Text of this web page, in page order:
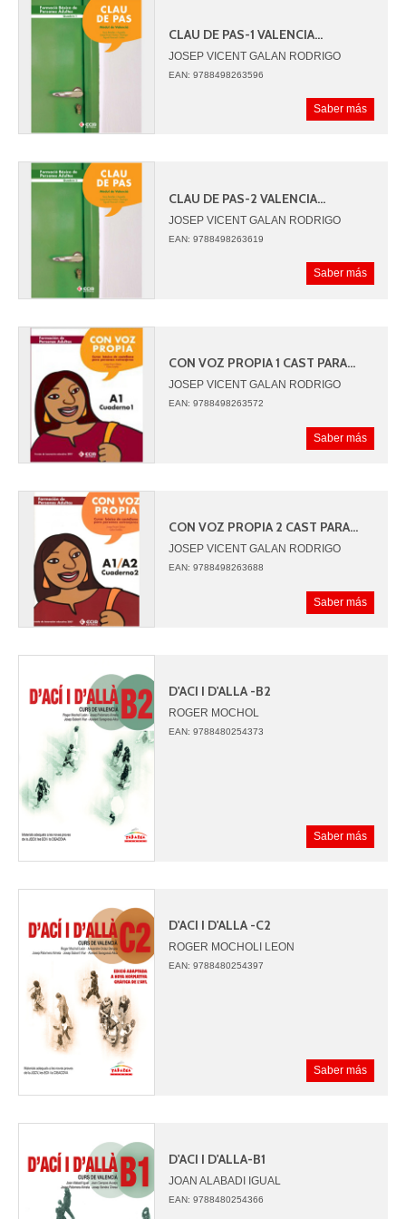
CLAU DE PAS-1 VALENCIA...
JOSEP VICENT GALAN RODRIGO
SARA BATALLER ARG
EAN: 9788498263596
Saber más
CLAU DE PAS-2 VALENCIA...
JOSEP VICENT GALAN RODRIGO
SARA BATALLER ARG
EAN: 9788498263619
Saber más
CON VOZ PROPIA 1 CAST PARA...
JOSEP VICENT GALAN RODRIGO
CELIA ESTELLES GIMENEZ
EAN: 9788498263572
Saber más
CON VOZ PROPIA 2 CAST PARA...
JOSEP VICENT GALAN RODRIGO
CELIA ESTELLES GIMENEZ
EAN: 9788498263688
Saber más
D'ACI I D'ALLA -B2
ROGER MOCHOL
EAN: 9788480254373
Saber más
D'ACI I D'ALLA -C2
ROGER MOCHOLI LEON
ALEXANDRE ORDAZ DENGRA
EAN: 9788480254397
Saber más
D'ACI I D'ALLA-B1
JOAN ALABADI IGUAL
JOAN CAMPOS AUCEJO
EAN: 9788480254366